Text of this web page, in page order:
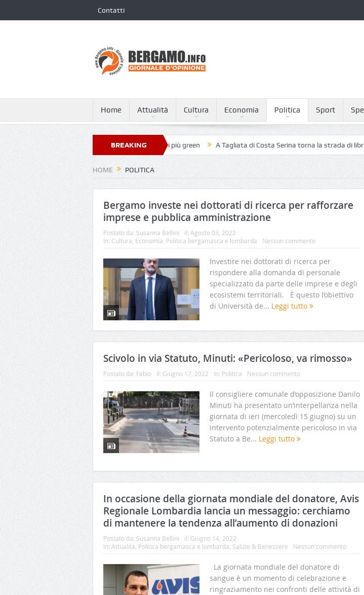
Contatti
Home Attualità Cultura Economia Politica Sport
BREAKING
NEWS
XXIII nella classifica dei 250 ospedali più green A Tagliata di Costa Serina torna la strada di libri
HOME POLITICA
Bergamo investe nei dottorati di ricerca per rafforzare
imprese e pubblica amministrazione
Postato da: Susanna Bellini il: Agosto 03, 2022
In: Cultura Economia Politica bergamasca e lombarda Nessun commento
Investire nei dottorati di ricerca per
rispondere alla domanda di personale
specializzato da parte delle imprese e degli
ecosistemi territoriali. È questo l’obiettivo
di Università de... Leggi tutto
Scivolo in via Statuto, Minuti: «Pericoloso, va rimosso»
Postato da: Fabio il: Giugno 17, 2022 In: Politica Nessun commento
Il consigliere comunale d’opposizione Danilo
Minuti ha presentato un’interpellanza nella
giornata di ieri (mercoledì 15 giugno) su un
intervento potenzialmente pericoloso in via
Statuto a Be... Leggi tutto
In occasione della giornata mondiale del donatore, Avis
Regionale Lombardia lancia un messaggio: cerchiamo
di mantenere la tendenza all’aumento di donazioni
Postato da: Susanna Bellini il: Giugno 14, 2022
In: Attualità Politica bergamasca e lombarda Salute & Benessere Nessun commento
La giornata mondiale del donatore di
sangue è un momento di celebrazione e
ringraziamento nei confronti delle attività di